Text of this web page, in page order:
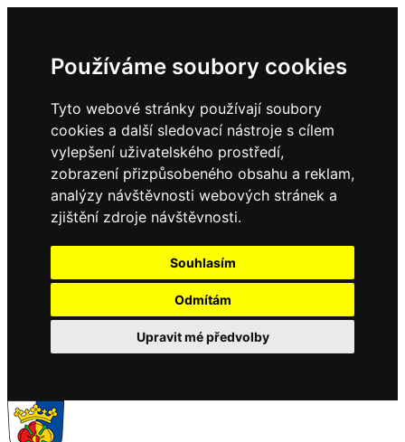
Používáme soubory cookies
Tyto webové stránky používají soubory
cookies a další sledovací nástroje s cílem
vylepšení uživatelského prostředí,
zobrazení přizpůsobeného obsahu a reklam,
analýzy návštěvnosti webových stránek a
zjištění zdroje návštěvnosti.
Souhlasím
Odmítám
Upravit mé předvolby